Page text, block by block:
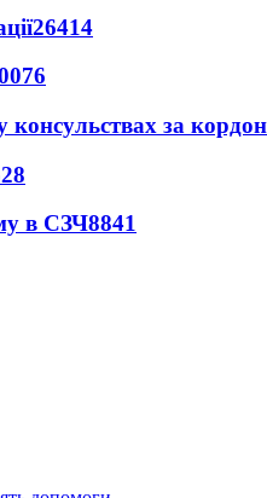
26414
консульствах за
в СЗЧ8841